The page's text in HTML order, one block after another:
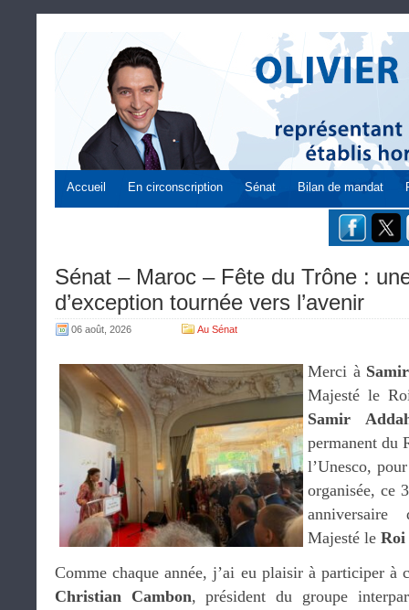
Accueil En circonscription Sénat Bilan de mandat
Sénat – Maroc – Fête du Trône :
d’exception tournée vers l’avenir
06 août, 2026 Au Sénat
Merci à
Majesté le
Samir
permanent du
l’Unesco,
organisée, ce
Majesté le Roi
Comme chaque année, j’ai eu plaisir à participer à
Christian Cambon, président du groupe